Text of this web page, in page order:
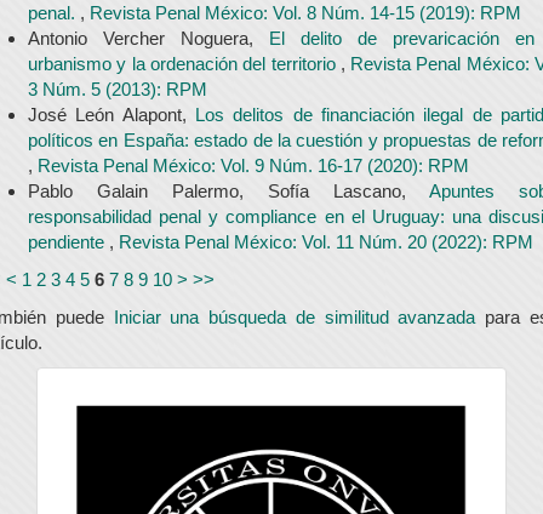
penal. , Revista Penal México: Vol. 8 Núm. 14-15 (2019): RPM
Antonio Vercher Noguera, El delito de prevaricación
urbanismo y la ordenación del territorio , Revista Penal México:
3 Núm. 5 (2013): RPM
José León Alapont, Los delitos de financiación ilegal de
políticos en España: estado de la cuestión y propuestas de
, Revista Penal México: Vol. 9 Núm. 16-17 (2020): RPM
Pablo Galain Palermo, Sofía Lascano, Apuntes
responsabilidad penal y compliance en el Uruguay: una
pendiente , Revista Penal México: Vol. 11 Núm. 20 (2022): RPM
< 1 2 3 4 5 6 7 8 9 10 > >>
puede Iniciar una búsqueda de similitud avanzada para
universidad